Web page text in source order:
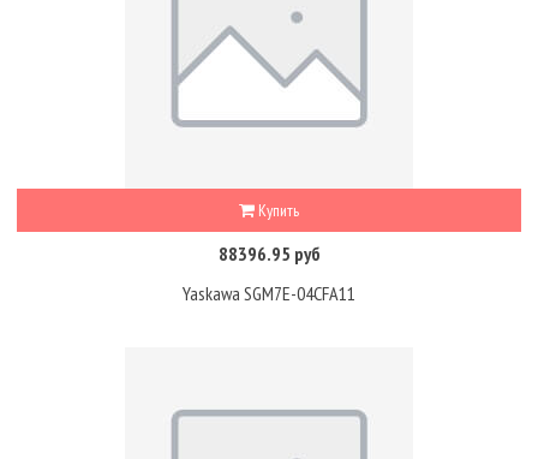
Купить
88396.95 руб
Yaskawa SGM7E-04CFA11